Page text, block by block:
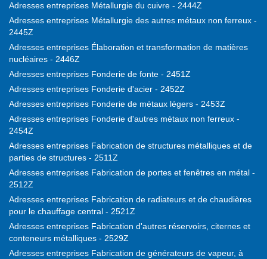
Adresses entreprises Métallurgie du cuivre - 2444Z
Adresses entreprises Métallurgie des autres métaux non ferreux -
2445Z
Adresses entreprises Élaboration et transformation de matières
nucléaires - 2446Z
Adresses entreprises Fonderie de fonte - 2451Z
Adresses entreprises Fonderie d'acier - 2452Z
Adresses entreprises Fonderie de métaux légers - 2453Z
Adresses entreprises Fonderie d'autres métaux non ferreux -
2454Z
Adresses entreprises Fabrication de structures métalliques et de
parties de structures - 2511Z
Adresses entreprises Fabrication de portes et fenêtres en métal -
2512Z
Adresses entreprises Fabrication de radiateurs et de chaudières
pour le chauffage central - 2521Z
Adresses entreprises Fabrication d'autres réservoirs, citernes et
conteneurs métalliques - 2529Z
Adresses entreprises Fabrication de générateurs de vapeur, à